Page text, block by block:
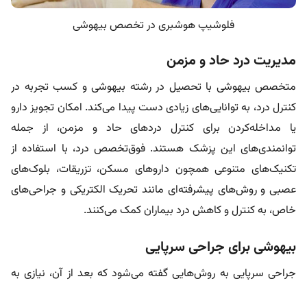
فلوشیپ هوشبری در تخصص بیهوشی
مدیریت درد حاد و مزمن
متخصص بیهوشی با تحصیل در رشته بیهوشی و کسب تجربه در
کنترل درد، به توانایی‌های زیادی دست پیدا می‌کند. امکان تجویز دارو
یا مداخله‌کردن برای کنترل دردهای حاد و مزمن، از جمله
توانمندی‌های این پزشک هستند. فوق‌تخصص درد، با استفاده از
تکنیک‌های متنوعی همچون داروهای مسکن، تزریقات، بلوک‌های
عصبی و روش‌های پیشرفته‌ای مانند تحریک الکتریکی و جراحی‌های
خاص، به کنترل و کاهش درد بیماران کمک می‌کنند.
بیهوشی برای جراحی سرپایی
جراحی سرپایی به روش‌هایی گفته می‌شود که بعد از آن‌، نیازی به